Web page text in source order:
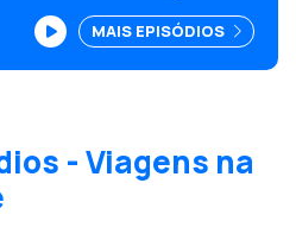
liberdade, foi fundado por D.
Pereira.
MAIS EPISÓDIOS
- Viagens na